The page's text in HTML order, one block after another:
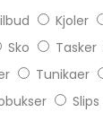
Kjoler
Sko Tasker
Tunikaer
Slips